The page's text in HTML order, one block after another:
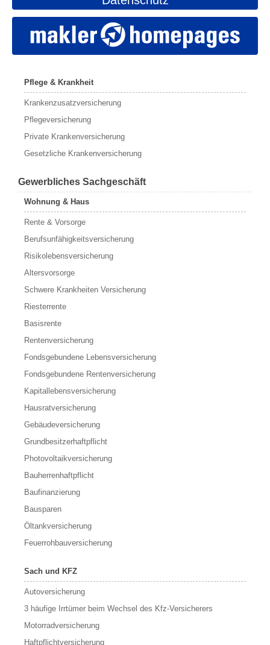
Pflege & Krankheit
Krankenzusatzversicherung
Pflegeversicherung
Private Krankenversicherung
Gesetzliche Krankenversicherung
Gewerbliches Sachgeschäft
Wohnung & Haus
Rente & Vorsorge
Berufs­unfähigkeitsversicherung
Risikolebensversicherung
Altersvorsorge
Schwere Krankheiten Versicherung
Riesterrente
Basisrente
Rentenversicherung
Fondsgebundene Lebensversicherung
Fondsgebundene Rentenversicherung
Kapitallebensversicherung
Hausratversicherung
Gebäudeversicherung
Grundbesitzerhaftpflicht
Photovoltaikversicherung
Bauherrenhaftpflicht
Baufinanzierung
Bausparen
Öltankversicherung
Feuerrohbauversicherung
Sach und KFZ
Autoversicherung
3 häufige Irrtümer beim Wechsel des Kfz-Versicherers
Motorradversicherung
Haftpflichtversicherung